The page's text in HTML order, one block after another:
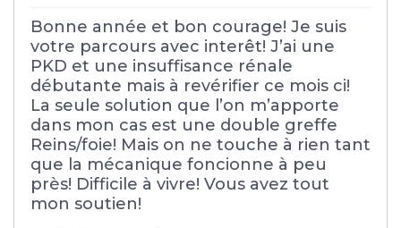
Bonne année et bon courage! Je suis
votre parcours avec interêt! J’ai une
PKD et une insuffisance rénale
débutante mais à revérifier ce mois ci!
La seule solution que l’on m’apporte
dans mon cas est une double greffe
Reins/foie! Mais on ne touche à rien tant
que la mécanique foncionne à peu
près! Difficile à vivre! Vous avez tout
mon soutien!